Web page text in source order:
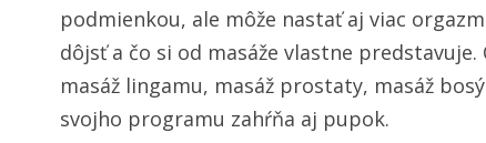
podmienkou, ale môže nastať aj viac
dôjsť a čo si od masáže vlastne
masáž lingamu, masáž prostaty, masáž
svojho programu zahŕňa aj pupok.